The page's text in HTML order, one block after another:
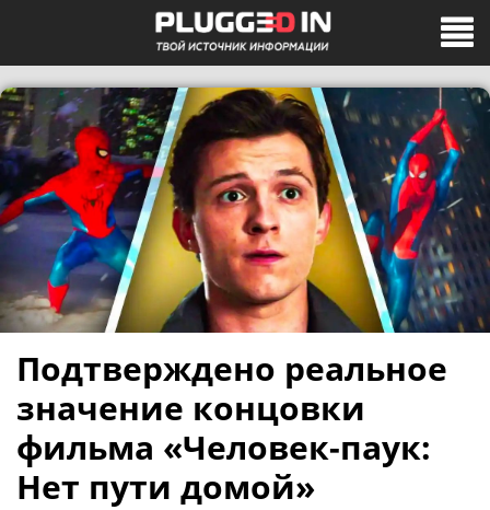
Подтверждено реальное
значение концовки
фильма «Человек-паук:
Нет пути домой»